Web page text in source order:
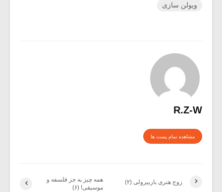
ویولن سازی
R.Z-W
مشاهده تمام پست ها
همه چیز به جز فلسفه و
موسیقی! (۶)
زوج هنری باربیرولی (۲)